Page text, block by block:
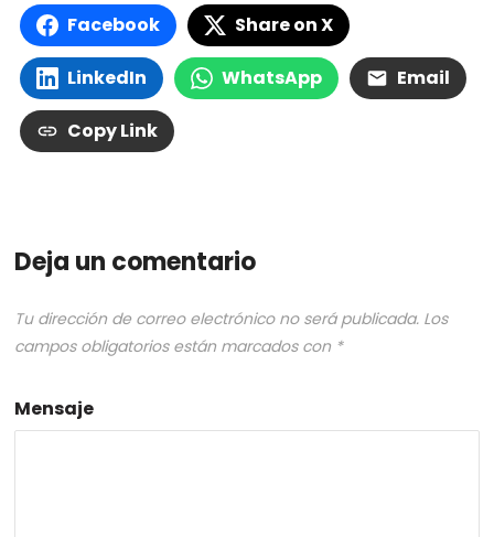
Facebook Share on X
LinkedIn WhatsApp Email
Copy Link
Deja un comentario
Tu dirección de correo electrónico no será publicada. Los
campos obligatorios están marcados con *
Mensaje